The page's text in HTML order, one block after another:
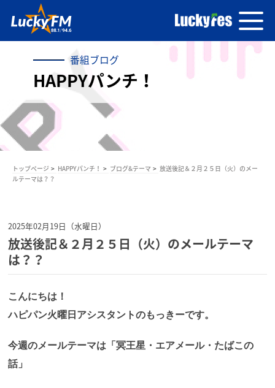
番組ブログ
HAPPYパンチ！
トップページ HAPPYパンチ！ ブログ&テーマ
放送後記＆２月２５日（火）のメー
ルテーマは？？
2025年02月19日（水曜日）
放送後記＆２月２５日（火）のメールテーマ
は？？
こんにちは！
ハピパン火曜日アシスタントのもっきーです。
今週のメールテーマは「冥王星・エアメール・たばこの
話」